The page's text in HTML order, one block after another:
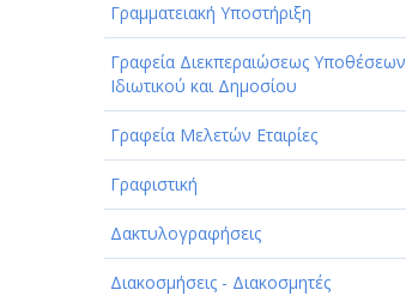
Γραμματειακή Υποστήριξη
Γραφεία Διεκπεραιώσεως Υποθέσεων
Ιδιωτικού και Δημοσίου
Γραφεία Μελετών Εταιρίες
Γραφιστική
Δακτυλογραφήσεις
Διακοσμήσεις - Διακοσμητές